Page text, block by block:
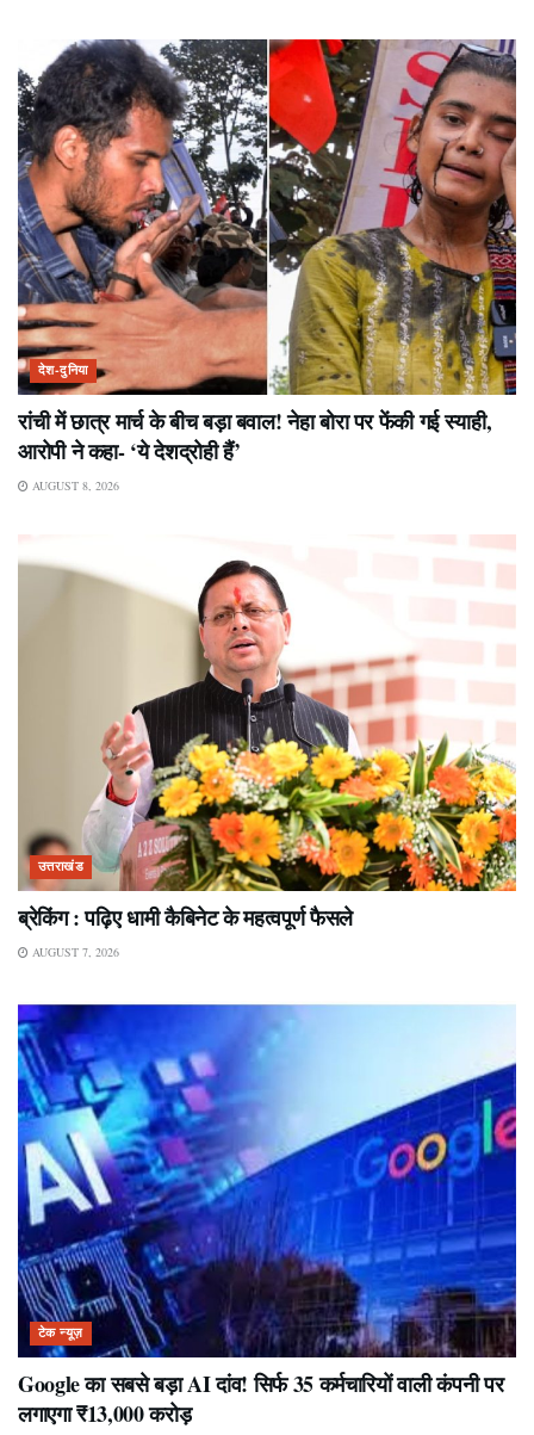
देश-दुनिया
रांची में छात्र मार्च के बीच बड़ा बवाल! नेहा बोरा पर फेंकी गई स्याही,
आरोपी ने कहा- ‘ये देशद्रोही हैं’
AUGUST 8, 2026
उत्तराखंड
ब्रेकिंग : पढ़िए धामी कैबिनेट के महत्वपूर्ण फैसले
AUGUST 7, 2026
टेक न्यूज़
Google का सबसे बड़ा AI दांव! सिर्फ 35 कर्मचारियों वाली कंपनी पर
लगाएगा ₹13,000 करोड़